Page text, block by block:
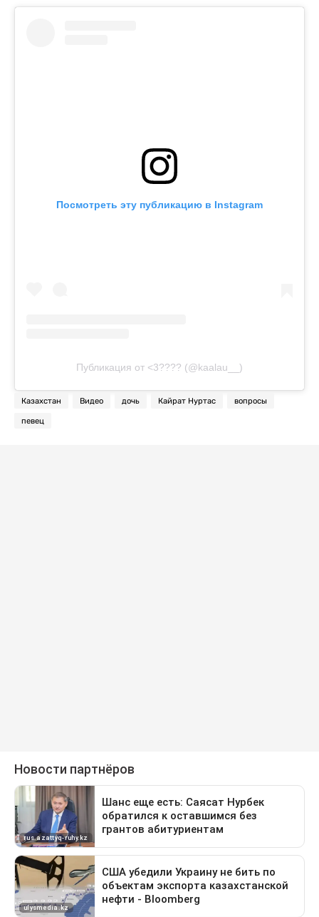
Посмотреть эту публикацию в Instagram
Публикация от <3???? (@kaalau__)
Казахстан Видео дочь Кайрат Нуртас вопросы
певец